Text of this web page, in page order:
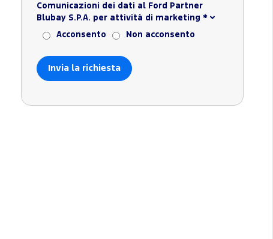
Comunicazioni dei dati al Ford Partner
Blubay S.P.A. per attività di marketing *
Acconsento Non acconsento